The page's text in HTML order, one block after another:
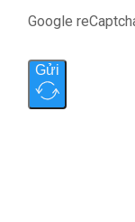
Google
Gửi